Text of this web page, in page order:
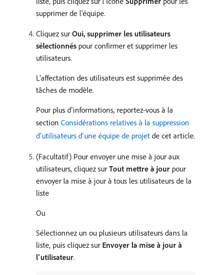
supprimer de l’équipe.
Cliquez sur Oui, supprimer les utilisateurs
sélectionnés pour confirmer et supprimer les
utilisateurs.
L’affectation des utilisateurs est supprimée des
tâches de modèle.
Pour plus d’informations, reportez-vous à la
section Considérations relatives à la suppression
d’utilisateurs d’une équipe de projet de cet article.
(Facultatif) Pour envoyer une mise à jour aux
utilisateurs, cliquez sur Tout mettre à jour pour
envoyer la mise à jour à tous les utilisateurs de la
liste
Ou
Sélectionnez un ou plusieurs utilisateurs dans la
liste, puis cliquez sur Envoyer la mise à jour à
l’utilisateur.